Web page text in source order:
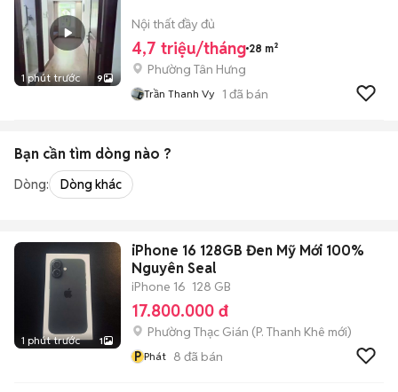
1 phút trước 9
Nội thất đầy đủ
4,7 triệu/tháng 28 m²
Phường Tân Hưng
Trần Thanh Vy 1 đã bán
Bạn cần tìm dòng nào ?
Dòng: Dòng khác
1 phút trước 1
iPhone 16 128GB Đen Mỹ Mới 100%
Nguyên Seal
iPhone 16 128 GB
17.800.000 đ
Phường Thạc Gián (P. Thanh Khê mới)
P Phát 8 đã bán